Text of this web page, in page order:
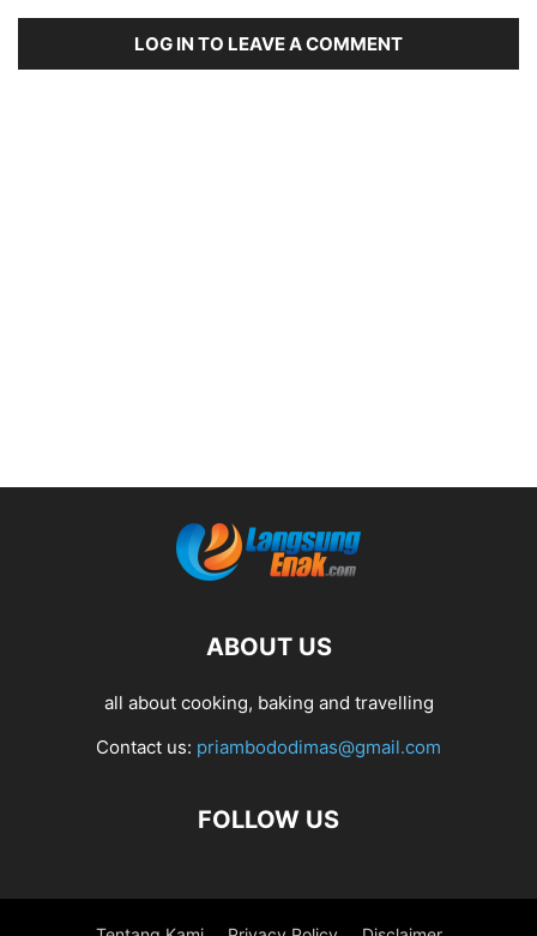
LOG IN TO LEAVE A COMMENT
ABOUT US
all about cooking, baking and travelling
Contact us: priambododimas@gmail.com
FOLLOW US